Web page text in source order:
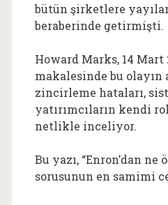
bütün şirketlere
beraberinde getirmişti.
Howard Marks, 14
makalesinde bu olayın
zincirleme hataları,
yatırımcıların kendi
netlikle inceliyor.
Bu yazı, “Enron’dan ne
sorusunun en samimi